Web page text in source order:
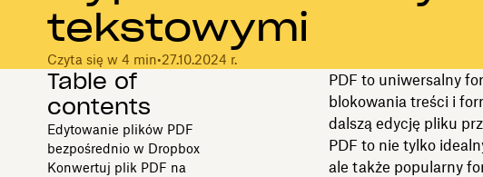
tekstowymi
Czyta się w 4 min•27.10.2024 r.
Table of
contents
Edytowanie plików PDF
bezpośrednio w Dropbox
Konwertuj plik PDF na
PDF to uniwersalny
blokowania treści i
dalszą edycję pliku
PDF to nie tylko
ale także popularny